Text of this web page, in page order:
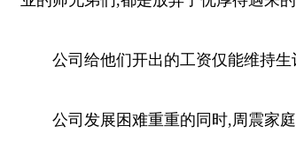
公司给他们开出的工资仅能维持生
公司发展困难重重的同时,周震家庭